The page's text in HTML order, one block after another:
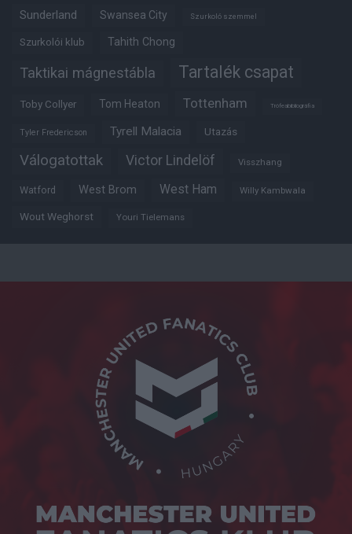
Sunderland Swansea City Szurkoló szemmel
Szurkolói klub Tahith Chong
Taktikai mágnestábla Tartalék csapat
Toby Collyer Tom Heaton Tottenham Trófeabibliográfia
Tyler Fredericson Tyrell Malacia Utazás
Válogatottak Victor Lindelöf Visszhang
Watford West Brom West Ham Willy Kambwala
Wout Weghorst Youri Tielemans